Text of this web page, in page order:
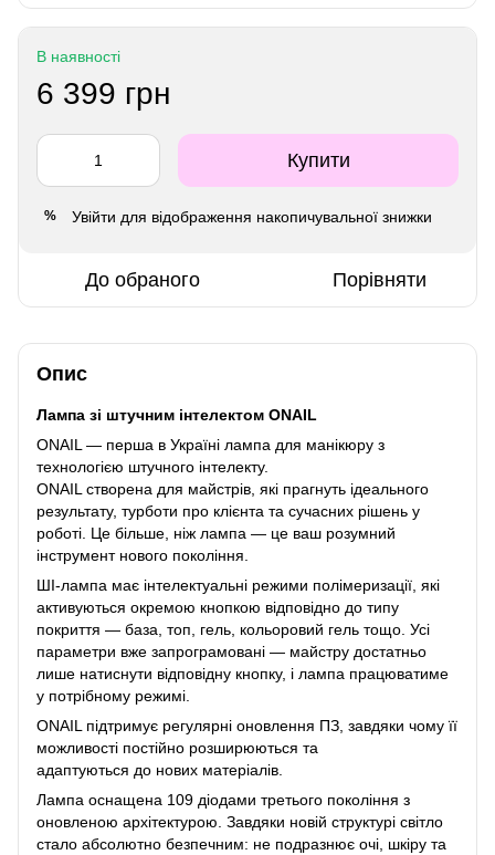
В наявності
6 399 грн
Купити
% Увійти для відображення накопичувальної знижки
До обраного Порівняти
Опис
Лампа зі штучним інтелектом ONAIL
ONAIL — перша в Україні лампа для манікюру з
технологією штучного інтелекту.
ONAIL створена для майстрів, які прагнуть ідеального
результату, турботи про клієнта та сучасних рішень у
роботі. Це більше, ніж лампа — це ваш розумний
інструмент нового покоління.
ШІ-лампа має інтелектуальні режими полімеризації, які
активуються окремою кнопкою відповідно до типу
покриття — база, топ, гель, кольоровий гель тощо. Усі
параметри вже запрограмовані — майстру достатньо
лише натиснути відповідну кнопку, і лампа працюватиме
у потрібному режимі.
ONAIL підтримує регулярні оновлення ПЗ, завдяки чому її
можливості постійно розширюються та
адаптуються до нових матеріалів.
Лампа оснащена 109 діодами третього покоління з
оновленою архітектурою. Завдяки новій структурі світло
стало абсолютно безпечним: не подразнює очі, шкіру та